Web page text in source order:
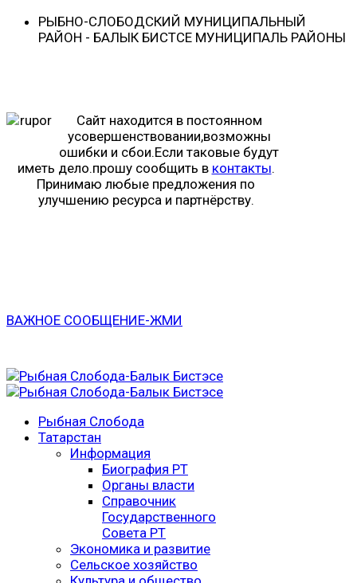
РЫБНО-CЛОБОДСКИЙ МУНИЦИПАЛЬНЫЙ
РАЙОН - БАЛЫК БИСТӘСЕ МУНИЦИПАЛЬ РАЙОНЫ
Сайт находится в постоянном
усовершенствовании,возможны
ошибки и сбои.Если таковые будут
иметь дело.прошу сообщить в контакты.
Принимаю любые предложения по
улучшению ресурса и партнёрству.
ВАЖНОЕ СООБЩЕНИЕ-ЖМИ
Рыбная Слобода
Татарстан
Информация
Биография РТ
Органы власти
Справочник
Государственного
Совета РТ
Экономика и развитие
Сельское хозяйство